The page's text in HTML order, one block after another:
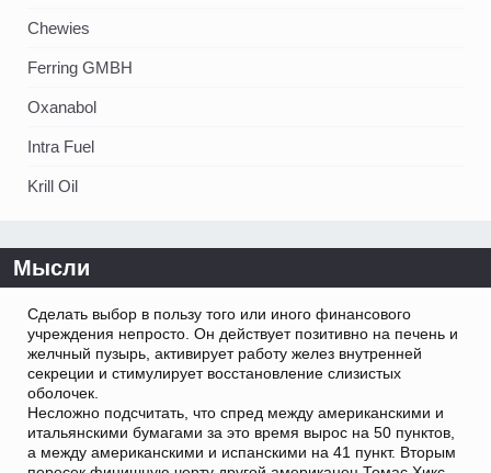
Chewies
Ferring GMBH
Oxanabol
Intra Fuel
Krill Oil
Мысли
Сделать выбор в пользу того или иного финансового
учреждения непросто. Он действует позитивно на печень и
желчный пузырь, активирует работу желез внутренней
секреции и стимулирует восстановление слизистых
оболочек.
Несложно подсчитать, что спред между американскими и
итальянскими бумагами за это время вырос на 50 пунктов,
а между американскими и испанскими на 41 пункт. Вторым